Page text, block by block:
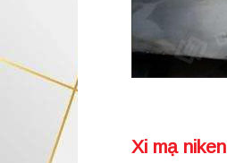
Xi mạ niken